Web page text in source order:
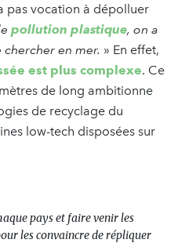
pas vocation à dépolluer
pollution plastique, on a
chercher en mer. » En effet,
est plus complexe. Ce
de long ambitionne
de recyclage du
low-tech disposées sur
pays et faire venir les
les convaincre de répliquer